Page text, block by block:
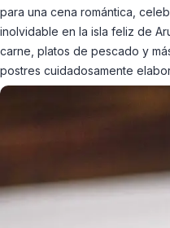
para una cena romántica,
inolvidable en la isla feliz de
carne, platos de pescado y
postres cuidadosamente